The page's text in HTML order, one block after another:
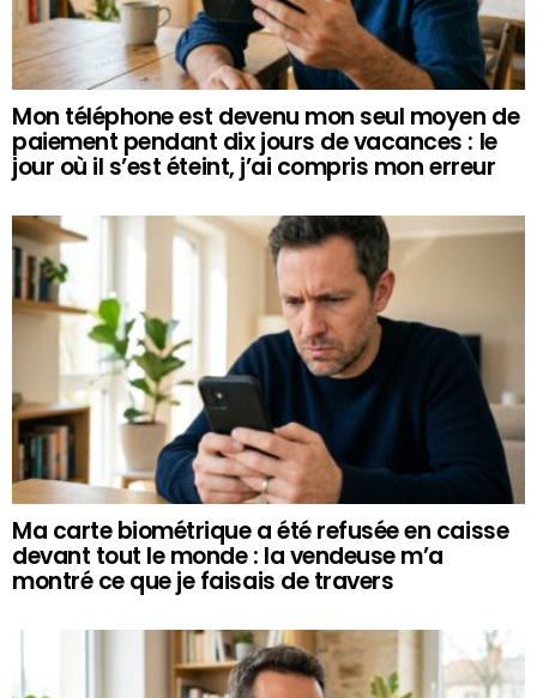
Mon téléphone est devenu mon seul moyen de
paiement pendant dix jours de vacances : le
jour où il s’est éteint, j’ai compris mon erreur
Ma carte biométrique a été refusée en caisse
devant tout le monde : la vendeuse m’a
montré ce que je faisais de travers